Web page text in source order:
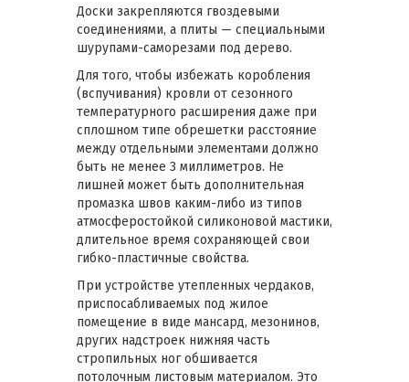
Доски закрепляются гвоздевыми
соединениями, а плиты — специальными
шурупами-саморезами под дерево.
Для того, чтобы избежать коробления
(вспучивания) кровли от сезонного
температурного расширения даже при
сплошном типе обрешетки расстояние
между отдельными элементами должно
быть не менее 3 миллиметров. Не
лишней может быть дополнительная
промазка швов каким-либо из типов
атмосферостойкой силиконовой мастики,
длительное время сохраняющей свои
гибко-пластичные свойства.
При устройстве утепленных чердаков,
приспосабливаемых под жилое
помещение в виде мансард, мезонинов,
других надстроек нижняя часть
стропильных ног обшивается
потолочным листовым материалом. Это